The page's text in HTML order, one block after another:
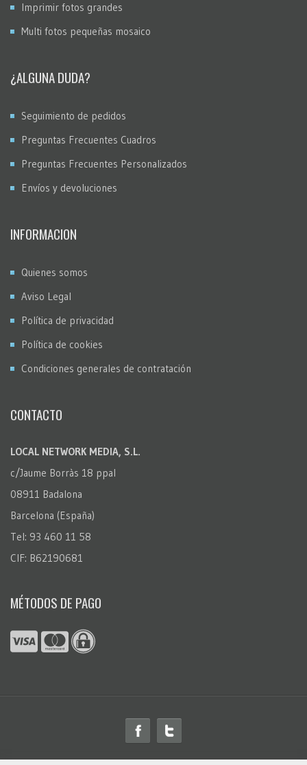
Imprimir fotos grandes
Multi fotos pequeñas mosaico
¿ALGUNA DUDA?
Seguimiento de pedidos
Preguntas Frecuentes Cuadros
Preguntas Frecuentes Personalizados
Envíos y devoluciones
INFORMACION
Quienes somos
Aviso Legal
Política de privacidad
Política de cookies
Condiciones generales de contratación
CONTACTO
LOCAL NETWORK MEDIA, S.L.
c/Jaume Borràs 18 ppal
08911 Badalona
Barcelona (España)
Tel: 93 460 11 58
CIF: B62190681
MÉTODOS DE PAGO